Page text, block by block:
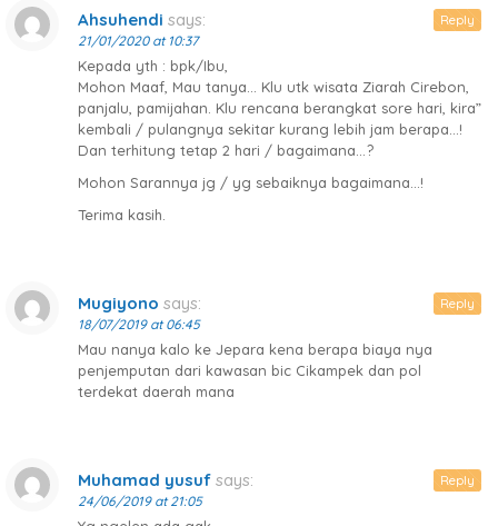
Ahsuhendi says:
21/01/2020 at 10:37
Kepada yth : bpk/Ibu,
Mohon Maaf, Mau tanya… Klu utk wisata Ziarah Cirebon,
panjalu, pamijahan. Klu rencana berangkat sore hari, kira”
kembali / pulangnya sekitar kurang lebih jam berapa…!
Dan terhitung tetap 2 hari / bagaimana…?
Mohon Sarannya jg / yg sebaiknya bagaimana…!
Terima kasih.
Reply
Mugiyono says:
18/07/2019 at 06:45
Mau nanya kalo ke Jepara kena berapa biaya nya
penjemputan dari kawasan bic Cikampek dan pol
terdekat daerah mana
Reply
Muhamad yusuf says:
24/06/2019 at 21:05
Reply